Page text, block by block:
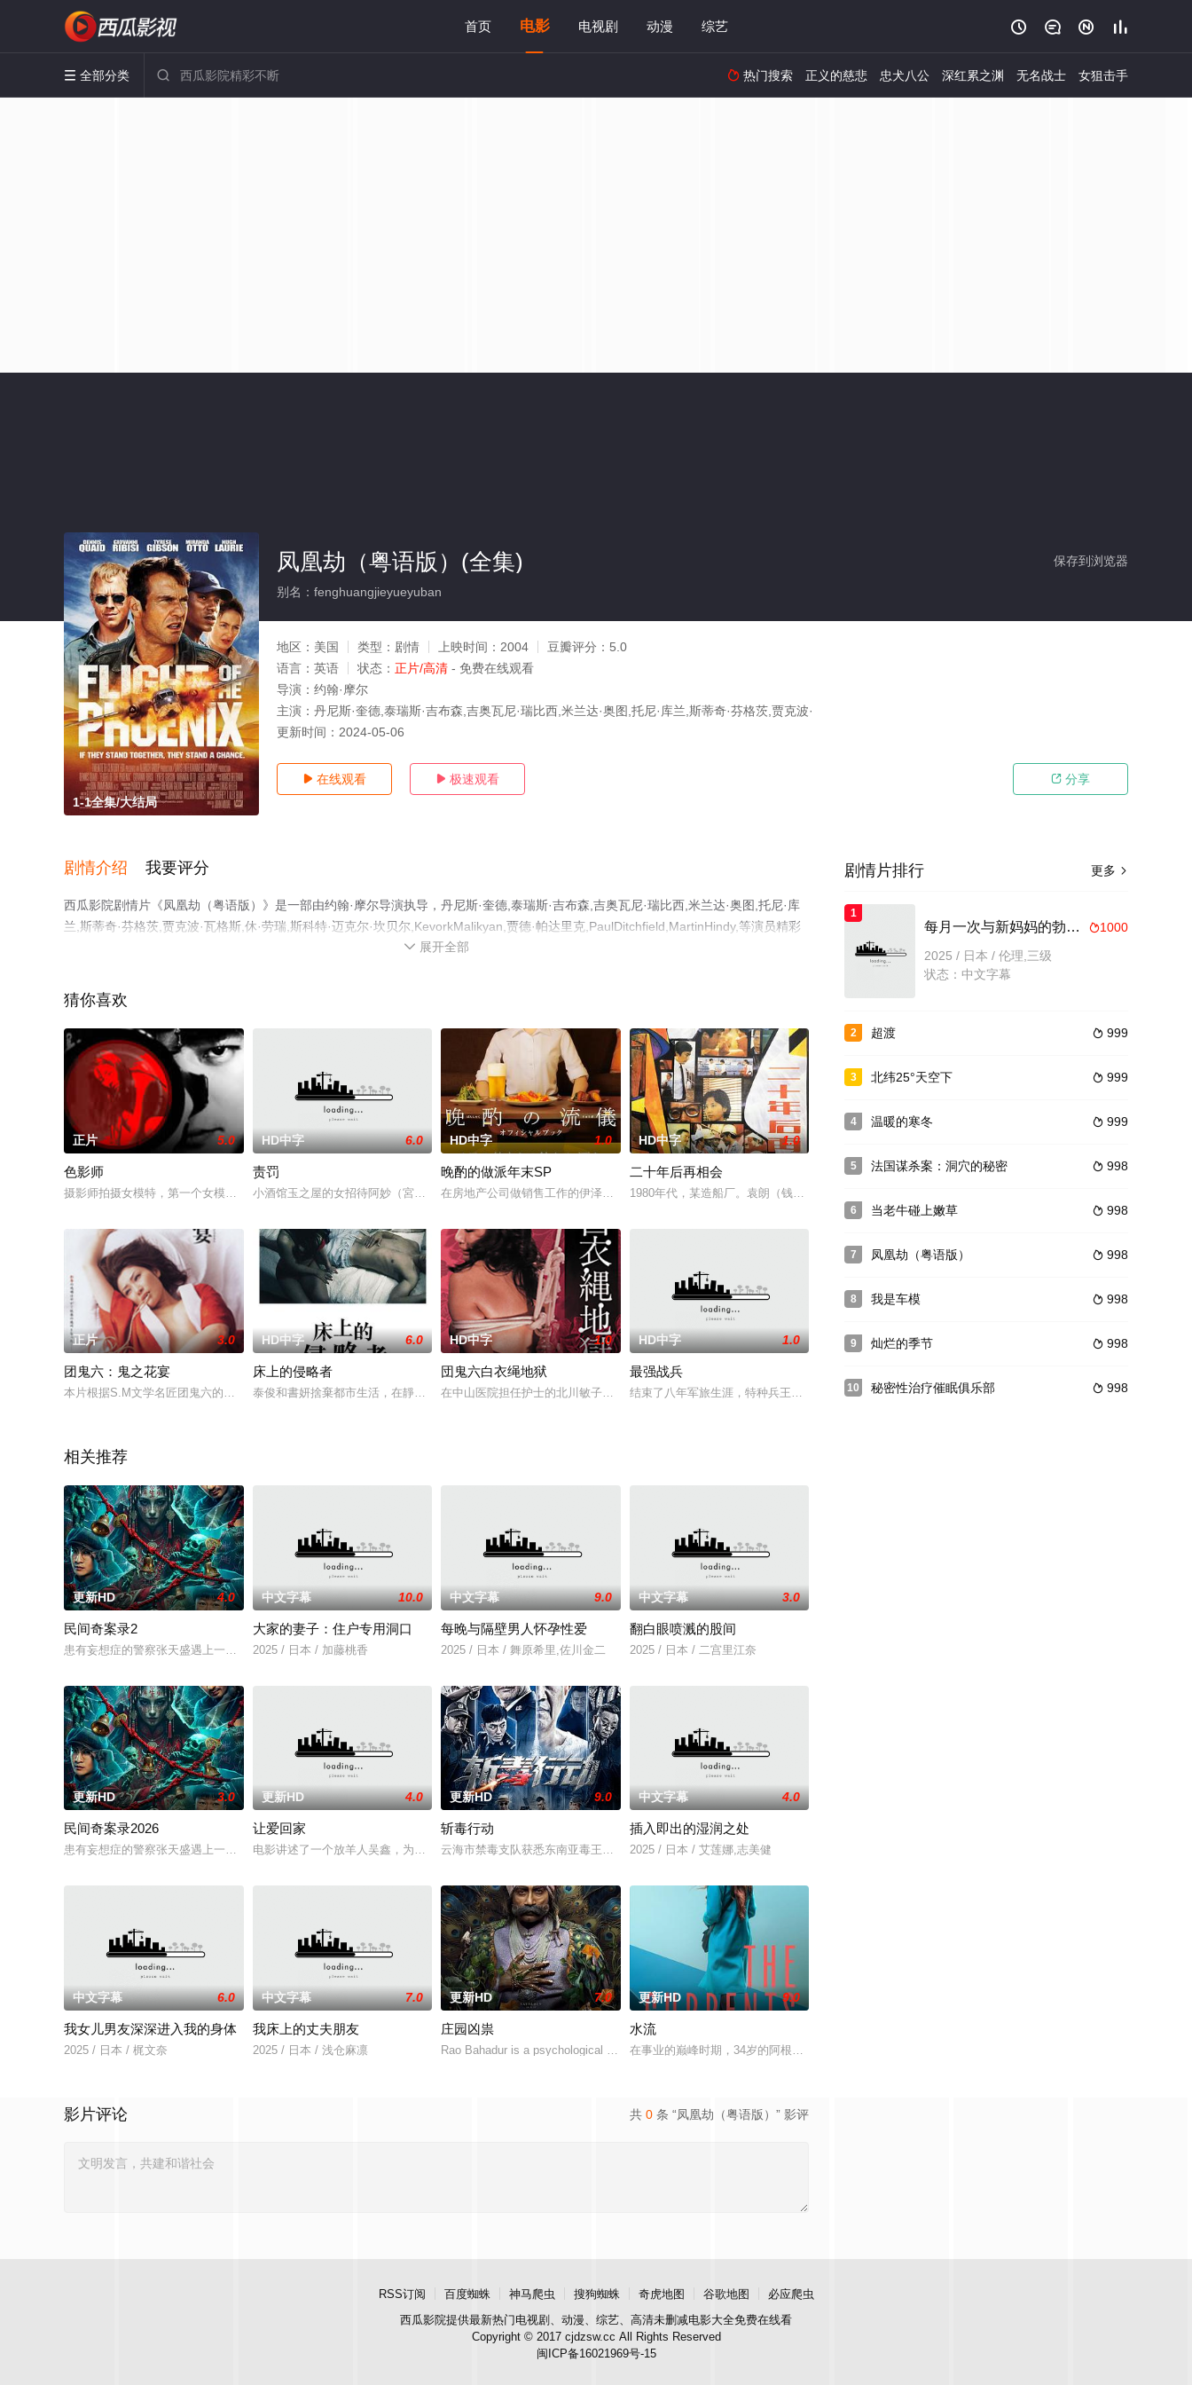
首页 电影 电视剧 动漫 综艺    
 全部分类   热门搜索 正义的慈悲 忠犬八公 深红累之渊 无名战士 女狙击手
1-1全集/大结局
保存到浏览器
凤凰劫（粤语版）(全集)
别名：fenghuangjieyueyuban
地区： 美国 类型： 剧情 上映时间： 2004 豆瓣评分： 5.0
语言： 英语 状态： 正片/高清 - 免费在线观看
导演： 约翰·摩尔
主演： 丹尼斯·奎德,泰瑞斯·吉布森,吉奥瓦尼·瑞比西,米兰达·奥图,托尼·库兰,斯蒂奇·芬格茨,贾克波·
更新时间： 2024-05-06
 在线观看  极速观看  分享
剧情介绍 我要评分
西瓜影院剧情片《凤凰劫（粤语版）》是一部由约翰·摩尔导演执导，丹尼斯·奎德,泰瑞斯·吉布森,吉奥瓦尼·瑞比西,米兰达·奥图,托尼·库
兰,斯蒂奇·芬格茨,贾克波·瓦格斯,休·劳瑞,斯科特·迈克尔·坎贝尔,KevorkMalikyan,贾德·帕达里克,PaulDitchfield,MartinHindy,等演员精彩
演绎的美国电影，大结局剧情已揭晓（1-1全集），手机免费观看高清无删减完整版电影大全就上西瓜影视，更多相关信息可移步至豆瓣
 展开全部
猜你喜欢
正片 5.0
色影师
摄影师拍摄女模特，第一个女模特脱光光然后挂起来，结果摔死了。第二个女模特也是吊起来拍，没有摔死然后被男的掐死了，之后回忆和女朋友的XXOO。
HD中字 6.0
责罚
小酒馆玉之屋的女招待阿妙（宮下順子 饰），是一位美丽温良的女孩。某晚，她邂逅了足以改变她一生的男人——伊藤晴雨（山谷初男 饰）。伊藤是一个官能民俗学者，对古代花样百
HD中字 1.0
晚酌的做派年末SP
在房地产公司做销售工作的伊泽美幸（栗山千明饰），深受公司的信赖，每天都过着一帆风顺的生活。另一方面，她也有不为周围人所知的一面。
HD中字 1.0
二十年后再相会
1980年代，某造船厂。袁朗（钱勇夫 饰）为厂里争取到制造出口远洋轮的任务，生产攻坚时刻，进口焊条
正片 3.0
团鬼六：鬼之花宴
本片根据S.M文学名匠团鬼六的同名小说改编 ... 这份报纸的大广告客户，惹恼教主吉冈意味着报社将陷入财政危机。吉冈要求冈本拿妻子来谢罪。为了替丈夫解忧，静代自愿入教当一个星期的巫女。看着不断
HD中字 6.0
床上的侵略者
泰俊和書妍捨棄都市生活，在靜謐的鄉間重新開始，並決定分租房子來減輕經濟壓力。不料新入住的兩性小說家華怡竟是泰俊過去外遇的對象，她故意赤身裸體引誘男主人入室，甚至
HD中字 1.0
団鬼六白衣绳地狱
在中山医院担任护士的北川敏子（麻吹淳子饰）美丽温柔，她与同事洋子（朝霧友香饰）是一对同性恋人。虽则如胶似漆，不过敏子最终选择与英
HD中字 1.0
最强战兵
结束了八年军旅生涯，特种兵王苏狂回到故乡。来到妹妹苏幽幽公司担任副总。没想到一到公司就卷入一场
相关推荐
更新HD 4.0
民间奇案录2
患有妄想症的警察张天盛遇上一起离奇的神像杀人事件，勘案过程中，牵引出“婴胎报仇”，“娘娘索命”等一连串妖异事件，张天盛虽被种种诡怪幻象阻碍，却坚信这是藏在迷信后的人为诡计，勇于向封建传统宣战，
中文字幕 10.0
大家的妻子：住户专用洞口
2025 / 日本 / 加藤桃香
中文字幕 9.0
每晚与隔壁男人怀孕性爱
2025 / 日本 / 舞原希里,佐川金二
中文字幕 3.0
翻白眼喷溅的股间
2025 / 日本 / 二宫里江奈
更新HD 3.0
民间奇案录2026
患有妄想症的警察张天盛遇上一起离奇的神像杀人事件，勘案过程中，牵引出“婴胎报仇”，“娘娘索命”等一连串妖异事件，张天盛虽被种种诡怪幻象阻碍，却坚信这是藏在迷信后的人为诡计，勇于向封建传统宣战，
更新HD 4.0
让爱回家
电影讲述了一个放羊人吴鑫，为两只羊和他人发生冲突，失手将对方打死，被判处无期徒刑后，吴鑫在监狱的十几年间，一直表现良好，因吴鑫曾居住的村庄要整体搬迁，吴鑫获准离
更新HD 9.0
斩毒行动
云海市禁毒支队获悉东南亚毒王廖爷将携600余公斤毒品来云交易，火速成立“斩毒行动”专案组，借调警员安迪参战。首轮毒贩阿泰交易败露被廖
中文字幕 4.0
插入即出的湿润之处
2025 / 日本 / 艾莲娜,志美健
中文字幕 6.0
我女儿男友深深进入我的身体
2025 / 日本 / 梶文奈
中文字幕 7.0
我床上的丈夫朋友
2025 / 日本 / 浅仓麻凛
更新HD 7.0
庄园凶祟
Rao Bahadur is a psychological drama set against the backdrop of a fading aristocracy, Made in T
更新HD 9.0
水流
在事业的巅峰时期，34岁的阿根廷造型师丽娜在瑞士的一场颁奖典礼后，被一种突如其来的冲动驱使。回
共 0 条 “凤凰劫（粤语版）” 影评
影片评论
更多 
剧情片排行
1
1000
每月一次与新妈妈的勃起性爱
2025 / 日本 / 伦理,三级
状态：中文字幕
2  999
超渡
3  999
北纬25°天空下
4  999
温暖的寒冬
5  998
法国谋杀案：洞穴的秘密
6  998
当老牛碰上嫩草
7  998
凤凰劫（粤语版）
8  998
我是车模
9  998
灿烂的季节
10  998
秘密性治疗催眠俱乐部
RSS订阅 百度蜘蛛 神马爬虫 搜狗蜘蛛 奇虎地图 谷歌地图
必应爬虫
西瓜影院提供最新热门电视剧、动漫、综艺、高清未删减电影大全免费在线看
Copyright © 2017 cjdzsw.cc All Rights Reserved
闽ICP备16021969号-15